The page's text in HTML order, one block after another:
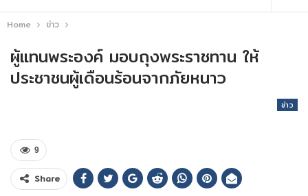
Home ข่าว
ผู้แทนพระองค์ มอบถุงพระราชทาน ให้
ประชาชนผู้เดือนร้อนจากภัยหนาว
ข่าว
9
Share